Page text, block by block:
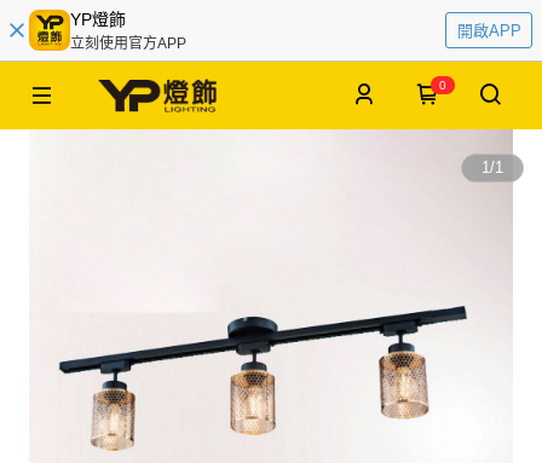
YP燈飾
立刻使用官方APP
開啟APP
0
1/1